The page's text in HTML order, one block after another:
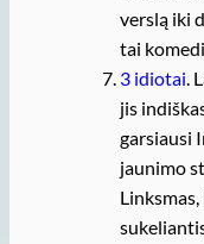
verslą iki
tai
3 idiotai.
jis
garsiausi
jaunimo